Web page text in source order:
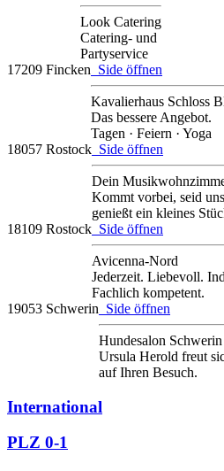
Look Catering
Catering- und
Partyservice
17209 Fincken Side öffnen
Kavalierhaus Schloss
Das bessere Angebot.
Tagen · Feiern · Yoga
18057 Rostock Side öffnen
Dein
Kommt vorbei, seid
genießt ein kleines
18109 Rostock Side öffnen
Avicenna-Nord
Jederzeit. Liebevoll.
Fachlich kompetent.
19053 Schwerin Side öffnen
Hundesalon Schwerin
Ursula Herold freut
auf Ihren Besuch.
International
PLZ 0-1